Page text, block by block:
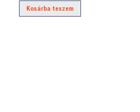
Kosárba teszem